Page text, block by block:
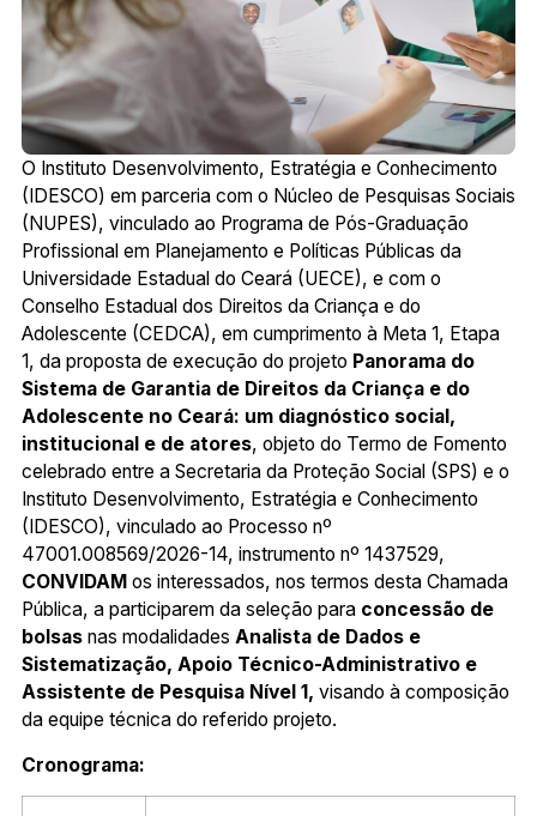
O Instituto Desenvolvimento, Estratégia e Conhecimento
(IDESCO) em parceria com o Núcleo de Pesquisas Sociais
(NUPES), vinculado ao Programa de Pós-Graduação
Profissional em Planejamento e Políticas Públicas da
Universidade Estadual do Ceará (UECE), e com o
Conselho Estadual dos Direitos da Criança e do
Adolescente (CEDCA), em cumprimento à Meta 1, Etapa
1, da proposta de execução do projeto Panorama do
Sistema de Garantia de Direitos da Criança e do
Adolescente no Ceará: um diagnóstico social,
institucional e de atores, objeto do Termo de Fomento
celebrado entre a Secretaria da Proteção Social (SPS) e o
Instituto Desenvolvimento, Estratégia e Conhecimento
(IDESCO), vinculado ao Processo nº
47001.008569/2026-14, instrumento nº 1437529,
CONVIDAM os interessados, nos termos desta Chamada
Pública, a participarem da seleção para concessão de
bolsasnas modalidades Analista de Dados e
Sistematização, Apoio Técnico-Administrativo e
Assistente de Pesquisa Nível 1, visando à composição
da equipe técnica do referido projeto.
Cronograma: